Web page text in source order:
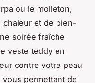
ou le molleton,
chaleur et de bien-
soirée fraîche
veste teddy en
contre votre peau
permettant de